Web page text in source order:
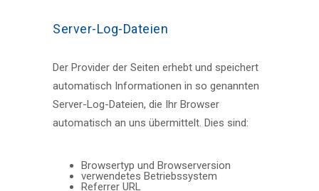
Server-Log-Dateien
Der Provider der Seiten erhebt und speichert
automatisch Informationen in so genannten
Server-Log-Dateien, die Ihr Browser
automatisch an uns übermittelt. Dies sind:
Browsertyp und Browserversion
verwendetes Betriebssystem
Referrer URL